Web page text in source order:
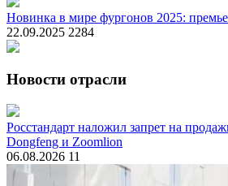
Новинка в мире фургонов 2025:
22.09.2025 2284
Новости отрасли
Росстандарт наложил запрет на
Dongfeng и Zoomlion
06.08.2026 11